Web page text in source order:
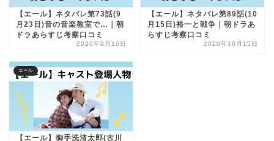
【エール】ネタバレ第73話(9
月23日)音の音楽教室で…｜朝
ドラあらすじ考察口コミ
2020年9月16日
【エール】ネタバレ第89話(10
月15日)裕一と戦争｜朝ドラあ
らすじ考察口コミ
2020年10月15日
エール
【エール】御手洗清太郎(古川